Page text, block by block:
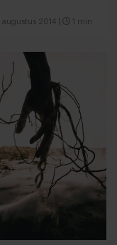
1 augustus 2014 1 min